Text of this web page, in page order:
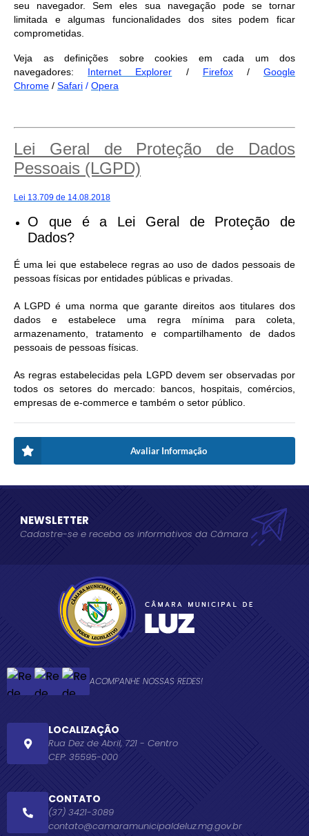
seu navegador. Sem eles sua navegação pode se tornar
limitada e algumas funcionalidades dos sites podem ficar
comprometidas.
Veja as definições sobre cookies em cada um dos
navegadores: Internet Explorer / Firefox/Google
Chrome / Safari / Opera
Lei Geral de Proteção de Dados
Pessoais (LGPD)
Lei 13.709 de 14.08.2018
O que é a Lei Geral de Proteção de
Dados?
É uma lei que estabelece regras ao uso de dados pessoais de
pessoas físicas por entidades públicas e privadas.
A LGPD é uma norma que garante direitos aos titulares dos
dados e estabelece uma regra mínima para coleta,
armazenamento, tratamento e compartilhamento de dados
pessoais de pessoas físicas.
As regras estabelecidas pela LGPD devem ser observadas por
todos os setores do mercado: bancos, hospitais, comércios,
empresas de e-commerce e também o setor público.
Avaliar Informação
ACOMPANHE NOSSAS REDES!
LOCALIZAÇÃO
Rua Dez de Abril, 721 - Centro
CEP: 35595-000
CONTATO
(37) 3421-3089
contato@camaramunicipaldeluz.mg.gov.br
NEWSLETTER
Cadastre-se e receba os informativos da Câmara